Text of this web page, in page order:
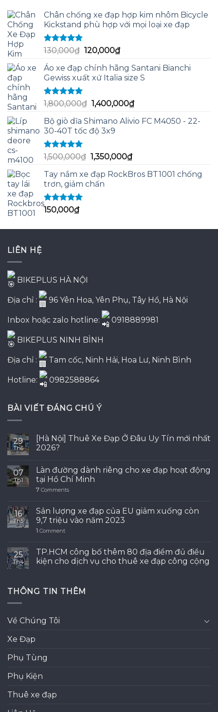
Chân chống xe đạp hợp kim nhôm Bicycle
Kickstand phù hợp với mọi loại xe đạp
Được xếp
hạng
sao
130,000₫ Giá
là:
130,000₫.
120,000₫Giá
tại
là:
Áo xe đạp chính hãng Santani Bianchi
Gewiss xuất xứ Italia size S
Được xếp
hạng
5.00
sao
1,800,000₫ Giá
là:
1,800,000₫.
1,400,000₫Giá
tại
Bộ giò dĩa Shimano Alivio FC M4050 - 22-
30-40T tốc độ 3x9
Được xếp
hạng
5.00
sao
1,500,000₫ Giá
là:
1,500,000₫.
1,350,000₫Giá
tại
Tay nắm xe đạp RockBros BT1001 chống
trơn, giảm chấn
Được xếp
hạng
150,000₫
LIÊN HỆ
BIKEPLUS HÀ NỘI
Địa chỉ : 96 Yên Hoa, Yên Phụ, Tây Hồ, Hà Nội
Inbox hoặc zalo hotline: 0918889981
BIKEPLUS NINH BÌNH
Địa chỉ : Tam cốc, Ninh Hải, Hoa Lư, Ninh Bình
Hotline: 0982588864
BÀI VIẾT ĐÁNG CHÚ Ý
29
Th6
[Hà Nội] Thuê Xe Đạp Ở Đâu Uy Tín mới nhất
2026?
07
Th1
Làn đường dành riêng cho xe đạp hoạt động
tại Hồ Chí Minh
7 Comments
16
Th5
Sản lượng xe đạp của EU giảm xuống còn
9,7 triệu vào năm 2023
1 Comment
25
Th4
TP.HCM công bố thêm 80 địa điểm đủ điều
kiện cho dịch vụ cho thuê xe đạp công cộng
THÔNG TIN THÊM
Về Chúng Tôi
Xe Đạp
Phụ Tùng
Phụ Kiện
Thuê xe đạp